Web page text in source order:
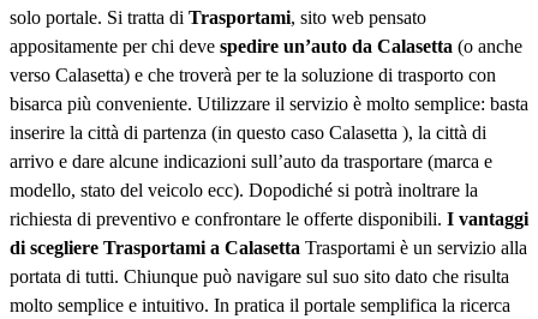
solo portale. Si tratta di Trasportami, sito web pensato
appositamente per chi deve spedire un’auto da Calasetta (o anche
verso Calasetta) e che troverà per te la soluzione di trasporto con
bisarca più conveniente. Utilizzare il servizio è molto semplice: basta
inserire la città di partenza (in questo caso Calasetta ), la città di
arrivo e dare alcune indicazioni sull’auto da trasportare (marca e
modello, stato del veicolo ecc). Dopodiché si potrà inoltrare la
richiesta di preventivo e confrontare le offerte disponibili. I vantaggi
di scegliere Trasportami a Calasetta Trasportami è un servizio alla
portata di tutti. Chiunque può navigare sul suo sito dato che risulta
molto semplice e intuitivo. In pratica il portale semplifica la ricerca